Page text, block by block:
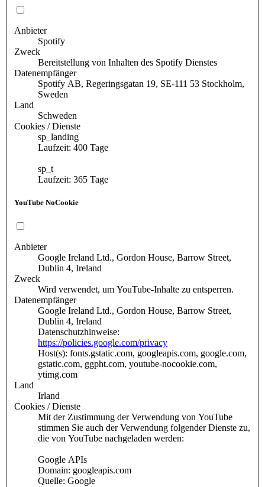
Anbieter
Spotify
Zweck
Bereitstellung von Inhalten des Spotify Dienstes
Datenempfänger
Spotify AB, Regeringsgatan 19, SE-111 53 Stockholm,
Sweden
Land
Schweden
Cookies / Dienste
sp_landing
Laufzeit: 400 Tage
sp_t
Laufzeit: 365 Tage
YouTube NoCookie
Anbieter
Google Ireland Ltd., Gordon House, Barrow Street,
Dublin 4, Ireland
Zweck
Wird verwendet, um YouTube-Inhalte zu entsperren.
Datenempfänger
Google Ireland Ltd., Gordon House, Barrow Street,
Dublin 4, Ireland
Datenschutzhinweise:
https://policies.google.com/privacy
Host(s): fonts.gstatic.com, googleapis.com, google.com,
gstatic.com, ggpht.com, youtube-nocookie.com,
ytimg.com
Land
Irland
Cookies / Dienste
Mit der Zustimmung der Verwendung von YouTube
stimmen Sie auch der Verwendung folgender Dienste zu,
die von YouTube nachgeladen werden:
Google APIs
Domain: googleapis.com
Quelle: Google